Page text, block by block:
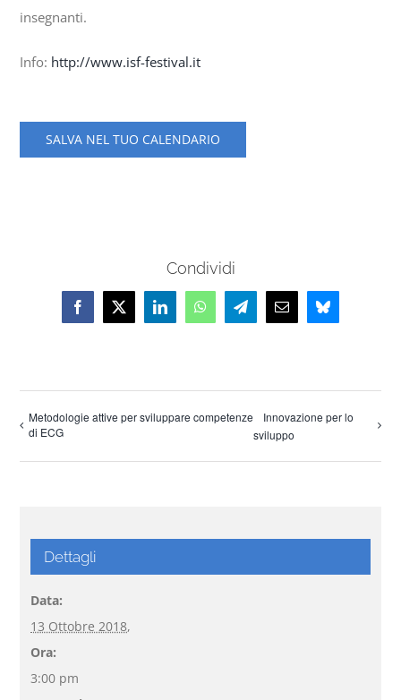
insegnanti.
Info: http://www.isf-festival.it
SALVA NEL TUO CALENDARIO
Condividi
Facebook
X LinkedInWhatsAppTelegramEmail Bluesky
Metodologie attive per sviluppare competenze
di ECG
Innovazione per lo
sviluppo
Dettagli
Data:
13 Ottobre 2018,
Ora:
3:00 pm